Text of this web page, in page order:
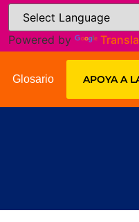
Powered by
Glosario APOYA A